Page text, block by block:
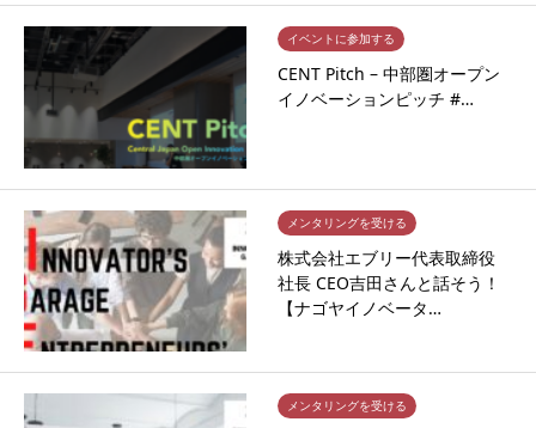
イベントに参加する
CENT Pitch – 中部圏オープン
イノベーションピッチ #…
メンタリングを受ける
株式会社エブリー代表取締役
社長 CEO吉田さんと話そう！
【ナゴヤイノベータ…
メンタリングを受ける